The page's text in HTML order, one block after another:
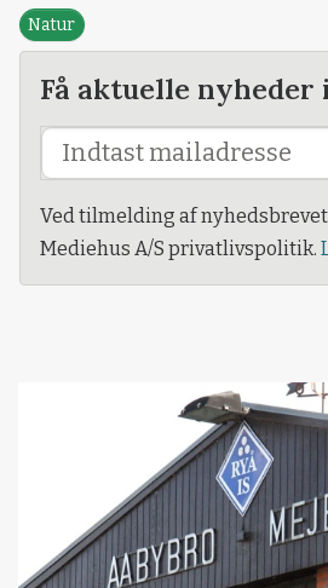
Natur
Få aktuelle nyheder
Ved tilmelding af
Mediehus A/S privatlivspolitik.